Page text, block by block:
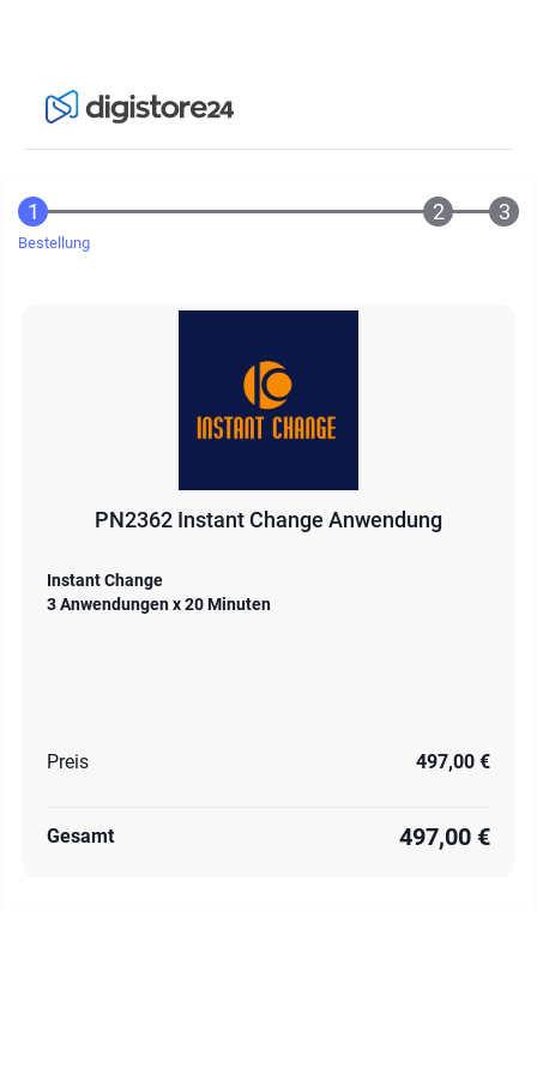
Bestellung
PN2362 Instant Change Anwendung
Instant Change
3 Anwendungen x 20 Minuten
Preis 497,00 €
Gesamt 497,00 €